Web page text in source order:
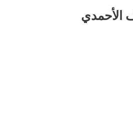
الأحمدي